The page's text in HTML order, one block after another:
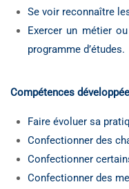
Se voir reconnaître
Exercer un métier
programme d’études.
Compétences
Faire évoluer sa
Confectionner des
Confectionner
Confectionner des